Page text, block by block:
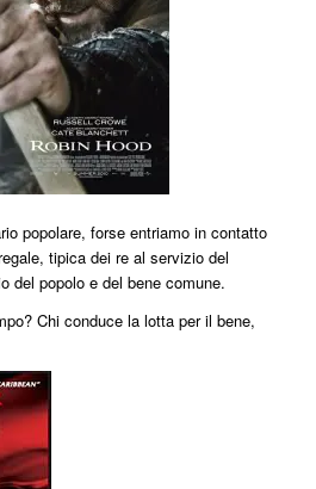
popolare, forse entriamo in contatto
tipica dei re al servizio del
del popolo e del bene comune.
Chi conduce la lotta per il bene,